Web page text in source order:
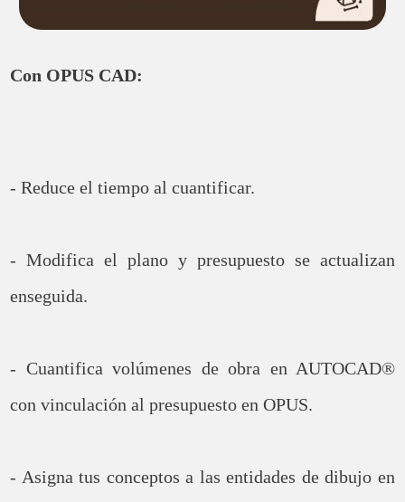
Con OPUS CAD:
- Reduce el tiempo al cuantificar.
- Modifica el plano y presupuesto se actualizan
enseguida.
- Cuantifica volúmenes de obra en AUTOCAD®
con vinculación al presupuesto en OPUS.
- Asigna tus conceptos a las entidades de dibujo en